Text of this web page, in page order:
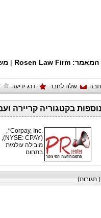
המאמר: Rosen Law Firm
|
שלח לחבר דרג ידיעה
בקטגוריה קריירה
Corpay, Inc.‎*,
‏(NYSE: CPAY),
מובילה עולמית
בתחום
( תגובות)